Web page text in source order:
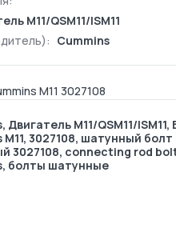
М11/QSM11/ISM11
Cummins
M11 3027108
, Двигатель М11/QSM11/ISM11,
M11, 3027108, шатунный
3027108, connecting rod bolt
болты шатунные